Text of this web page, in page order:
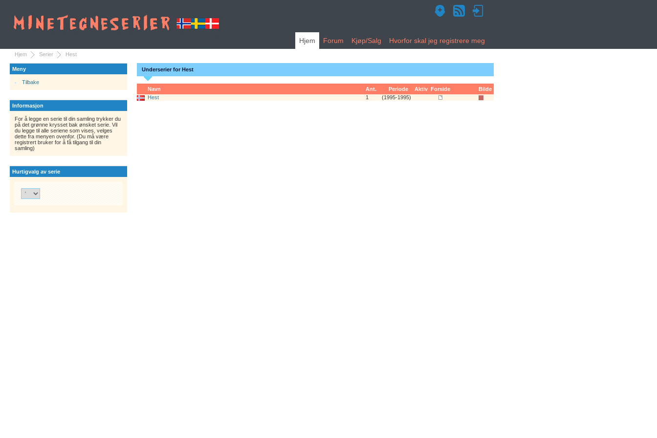
Hjem Forum Kjøp/Salg Hvorfor skal jeg registrere meg
Hjem Serier Hest
Meny
Tilbake
Informasjon
For å legge en serie til din samling trykker du
på det grønne krysset bak ønsket serie. Vil
du legge til alle seriene som vises, velges
dette fra menyen ovenfor. (Du må være
registrert bruker for å få tilgang til din
samling)
Hurtigvalg av serie
Underserier for Hest
Navn Ant. Periode Aktiv Forside
Bilde
Hest
1 (1995-1995)